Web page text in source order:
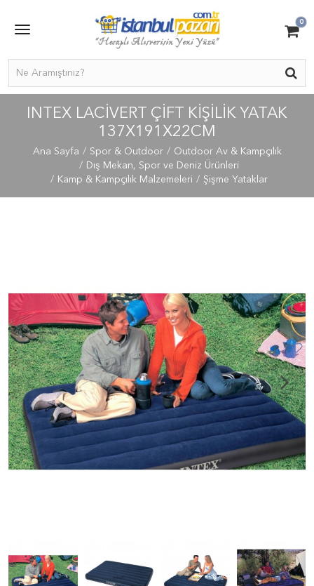
0
INTEX LACİVERT ÇİFT KİŞİLİK YATAK
137X191X22CM
Ana Sayfa Spor & Outdoor
Outdoor Av & Kampçılık
Dış Mekan, Spor ve Deniz Ürünleri
Kamp & Kampçılık Malzemeleri
Şişme Yataklar